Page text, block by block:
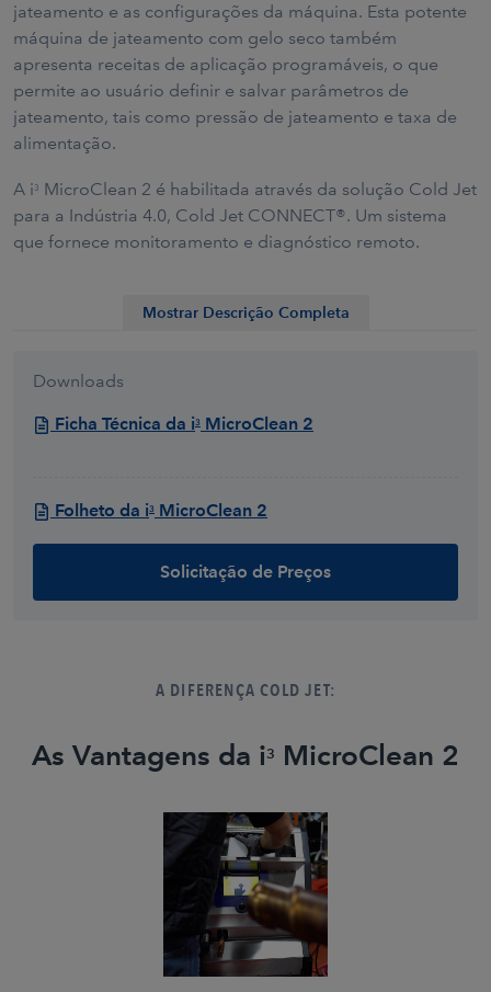
jateamento e as configurações da máquina. Esta potente
máquina de jateamento com gelo seco também
apresenta receitas de aplicação programáveis, o que
permite ao usuário definir e salvar parâmetros de
jateamento, tais como pressão de jateamento e taxa de
alimentação.
A i 3 MicroClean 2 é habilitada através da solução Cold Jet
para a Indústria 4.0, Cold Jet CONNECT®. Um sistema
que fornece monitoramento e diagnóstico remoto.
Downloads
Ficha Técnica da i3 MicroClean 2
Folheto da i3 MicroClean 2
Solicitação de Preços
A DIFERENÇA COLD JET:
As Vantagens da i3 MicroClean 2